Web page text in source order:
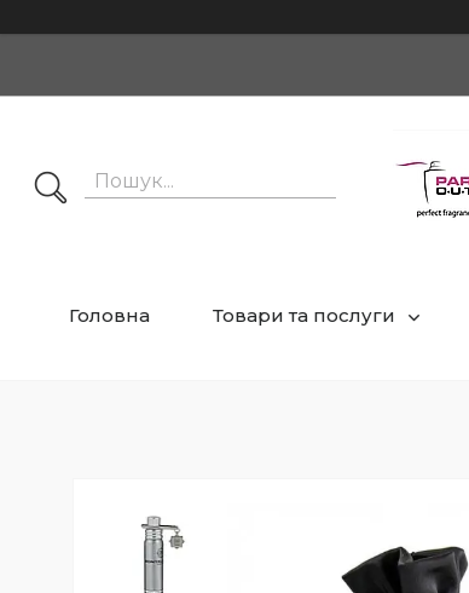
Головна Товари та послуги